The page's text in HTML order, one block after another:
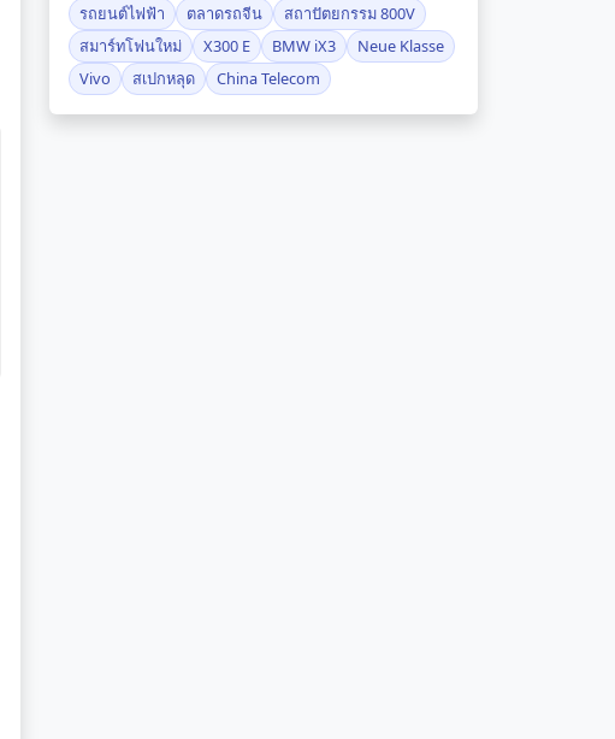
รถยนต์ไฟฟ้า
ตลาดรถจีน
สถาปัตยกรรม 800V
สมาร์ทโฟนใหม่
X300 E BMW iX3
Neue Klasse
Vivo
สเปกหลุด China Telecom